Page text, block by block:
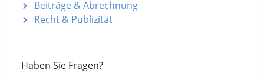
Beiträge & Abrechnung
Recht & Publizität
Haben Sie Fragen?